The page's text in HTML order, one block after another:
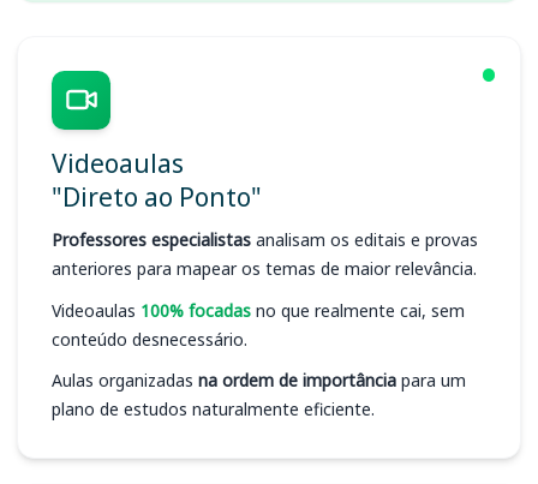
Videoaulas
"Direto ao Ponto"
Professores especialistas analisam os editais e provas
anteriores para mapear os temas de maior relevância.
Videoaulas 100% focadas no que realmente cai, sem
conteúdo desnecessário.
Aulas organizadas na ordem de importância para um
plano de estudos naturalmente eficiente.